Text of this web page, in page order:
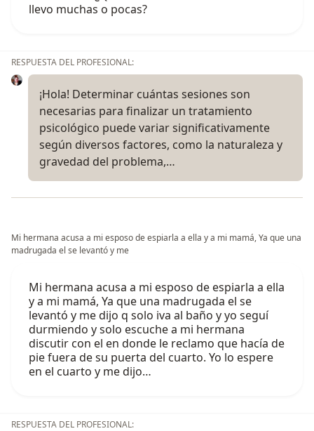
llevo muchas o pocas?
RESPUESTA DEL PROFESIONAL:
¡Hola! Determinar cuántas sesiones son
necesarias para finalizar un tratamiento
psicológico puede variar significativamente
según diversos factores, como la naturaleza y
gravedad del problema,…
Mi hermana acusa a mi esposo de espiarla a ella y a mi mamá, Ya que una
madrugada el se levantó y me
Mi hermana acusa a mi esposo de espiarla a ella
y a mi mamá, Ya que una madrugada el se
levantó y me dijo q solo iva al baño y yo seguí
durmiendo y solo escuche a mi hermana
discutir con el en donde le reclamo que hacía de
pie fuera de su puerta del cuarto. Yo lo espere
en el cuarto y me dijo…
RESPUESTA DEL PROFESIONAL: